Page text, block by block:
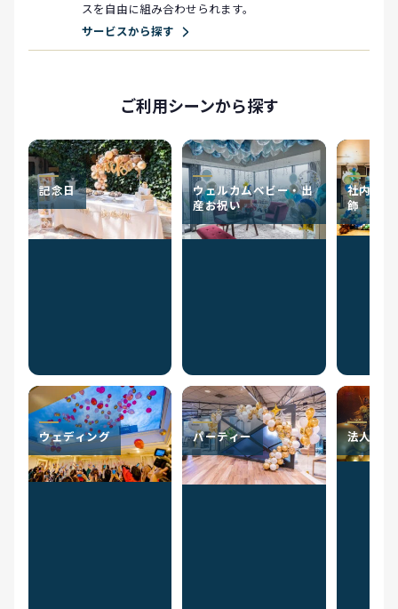
スを自由に組み合わせられます。
サービスから探す
ご利用シーンから探す
記念日
ウェディング
ウェルカムベビー・出
産お祝い
パーティー
社内イ
飾
法人の